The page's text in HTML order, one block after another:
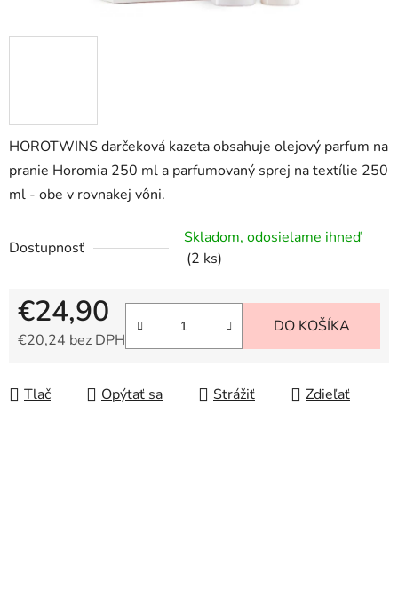
HOROTWINS darčeková kazeta obsahuje olejový parfum na
pranie Horomia 250 ml a parfumovaný sprej na textílie 250
ml - obe v rovnakej vôni.
Dostupnosť
Skladom, odosielame ihneď
(2 ks)
€24,90
€20,24 bez DPH
DO KOŠÍKA
Tlač Opýtať sa Strážiť Zdieľať